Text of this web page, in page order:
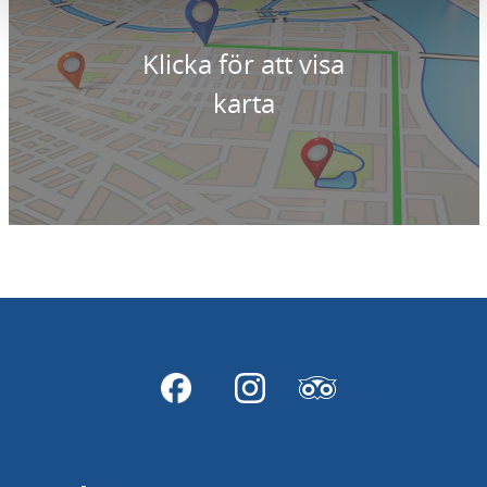
Klicka för att visa
karta